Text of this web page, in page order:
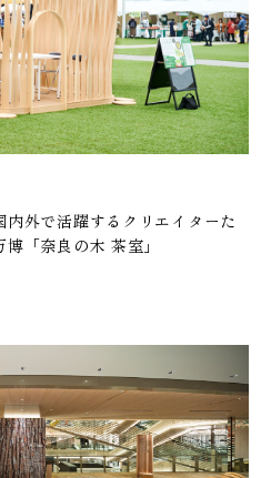
外で活躍するクリエイターた
「奈良の木 茶室」